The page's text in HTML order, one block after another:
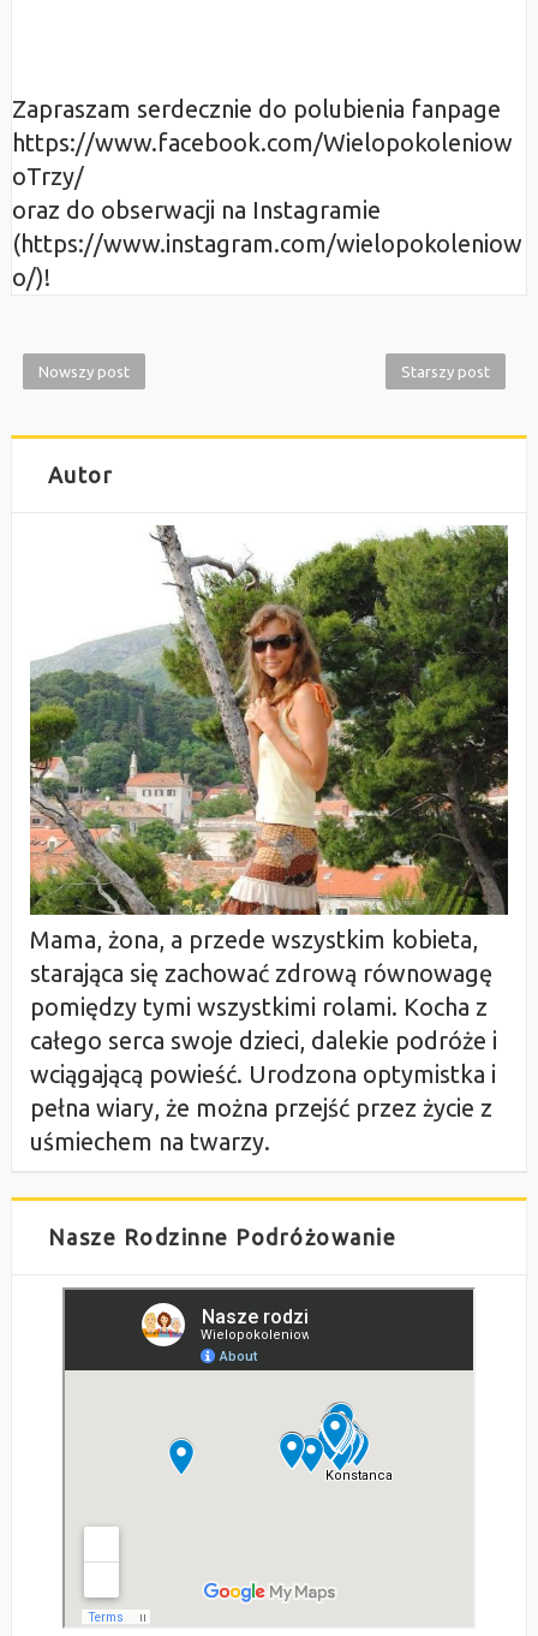
Zapraszam serdecznie do polubienia fanpage
https://www.facebook.com/Wielopokoleniow
oTrzy/
oraz do obserwacji na Instagramie
(https://www.instagram.com/wielopokoleniow
o/)!
Nowszy post Starszy post
Autor
Mama, żona, a przede wszystkim kobieta,
starająca się zachować zdrową równowagę
pomiędzy tymi wszystkimi rolami. Kocha z
całego serca swoje dzieci, dalekie podróże i
wciągającą powieść. Urodzona optymistka i
pełna wiary, że można przejść przez życie z
uśmiechem na twarzy.
Nasze Rodzinne Podróżowanie